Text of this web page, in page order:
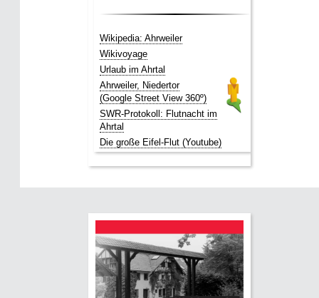
Wikipedia: Ahrweiler
Wikivoyage
Urlaub im Ahrtal
Ahrweiler, Niedertor
(Google Street View 360º)
SWR-Protokoll: Flutnacht im
Ahrtal
Die große Eifel-Flut (Youtube)